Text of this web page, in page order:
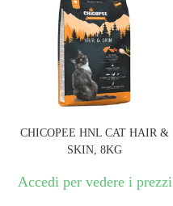
CHICOPEE HNL CAT HAIR &
SKIN, 8KG
Accedi per vedere i prezzi